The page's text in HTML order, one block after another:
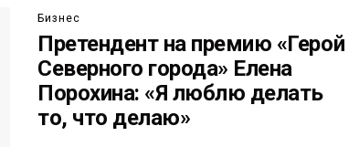
Бизнес
Претендент на премию «Герой
Северного города» Елена
Порохина: «Я люблю делать
то, что делаю»